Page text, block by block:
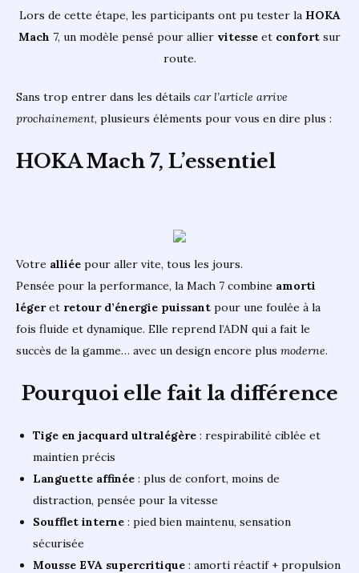
Lors de cette étape, les participants ont pu tester la HOKA
Mach 7, un modèle pensé pour allier vitesse et confort sur
route.
Sans trop entrer dans les détails car l’article arrive
prochainement, plusieurs éléments pour vous en dire plus :
HOKA Mach 7, L’essentiel
Votre alliée pour aller vite, tous les jours.
Pensée pour la performance, la Mach 7 combine amorti
légeret retour d’énergie puissant pour une foulée à la
fois fluide et dynamique. Elle reprend l’ADN qui a fait le
succès de la gamme… avec un design encore plus moderne.
Pourquoi elle fait la différence
Tige en jacquard ultralégère : respirabilité ciblée et
maintien précis
Languette affinée : plus de confort, moins de
distraction, pensée pour la vitesse
Soufflet interne : pied bien maintenu, sensation
sécurisée
Mousse EVA supercritique : amorti réactif + propulsion